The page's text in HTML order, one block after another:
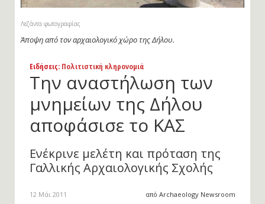
Λεζάντα φωτογραφίας
Άποψη από τον αρχαιολογικό χώρο της Δήλου.
Ειδήσεις: Πολιτιστική κληρονομιά
Την αναστήλωση των
μνημείων της Δήλου
αποφάσισε το ΚΑΣ
Ενέκρινε μελέτη και πρόταση της
Γαλλικής Αρχαιολογικής Σχολής
12 Μάι 2011 από Archaeology Newsroom